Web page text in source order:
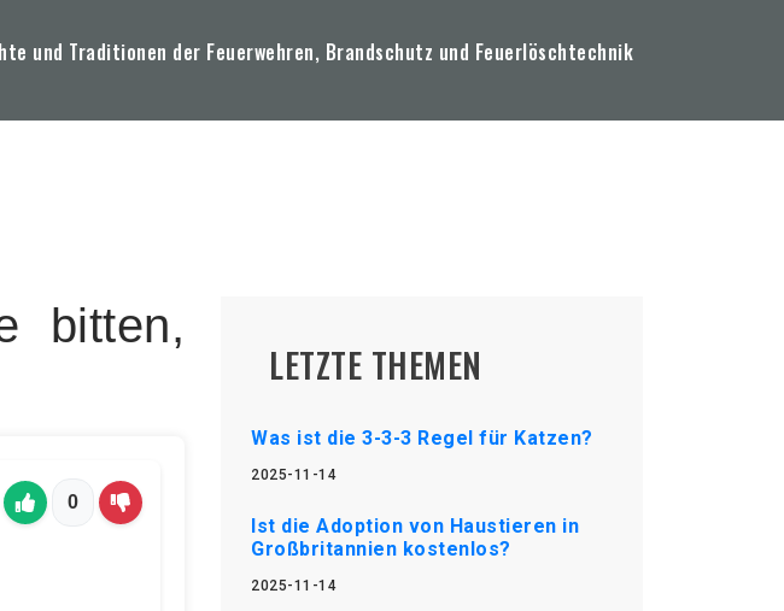
und Traditionen der Feuerwehren, Brandschutz und Feuerlöschtechnik
bitten,
0
LETZTE THEMEN
Was ist die 3-3-3 Regel für Katzen?
2025-11-14
Ist die Adoption von Haustieren in
Großbritannien kostenlos?
2025-11-14